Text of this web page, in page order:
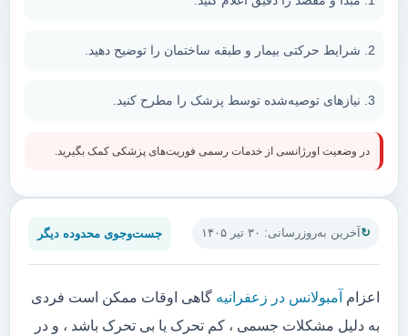
آخرین به‌روزرسانی: ۳۰ تیر ۱۴۰۵ جست‌وجوی محدوده دیگر
اعزام آمبولانس در زعفرانیه گاهی اوقات ممکن است فردی
به دلیل مشکلات جسمی ، کم تحرک یا بی تحرک باشد ، و در
شرایط حرکتی بیمار و طبقه ساختمان را توضیح دهید.
نیازهای توصیه‌شده توسط پزشک را مطرح کنید.
در وضعیت اورژانسی از خدمات رسمی فوریت‌های پزشکی کمک بگیرید.